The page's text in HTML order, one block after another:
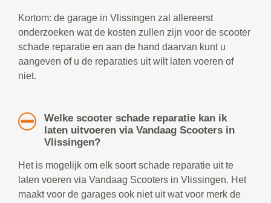
Kortom: de garage in Vlissingen zal allereerst
onderzoeken wat de kosten zullen zijn voor de scooter
schade reparatie en aan de hand daarvan kunt u
aangeven of u de reparaties uit wilt laten voeren of
niet.
Welke scooter schade reparatie kan ik
laten uitvoeren via Vandaag Scooters in
Vlissingen?
Het is mogelijk om elk soort schade reparatie uit te
laten voeren via Vandaag Scooters in Vlissingen. Het
maakt voor de garages ook niet uit wat voor merk de